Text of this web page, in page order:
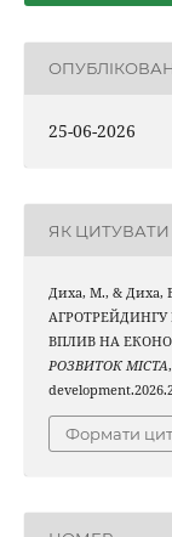
25-06-2026
ЯК ЦИТУВАТИ
Диха, М., & Диха,
АГРОТРЕЙДИНГУ
ВПЛИВ НА
РОЗВИТОК МІСТА
Формати